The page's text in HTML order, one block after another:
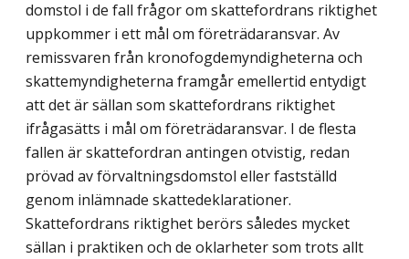
domstol i de fall frågor om skattefordrans riktighet
uppkommer i ett mål om företrädaransvar. Av
remissvaren från kronofogdemyndigheterna och
skattemyndigheterna framgår emellertid entydigt
att det är sällan som skattefordrans riktighet
ifrågasätts i mål om företrädaransvar. I de flesta
fallen är skattefordran antingen otvistig, redan
prövad av förvaltningsdomstol eller fastställd
genom inlämnade skattedeklarationer.
Skattefordrans riktighet berörs således mycket
sällan i praktiken och de oklarheter som trots allt